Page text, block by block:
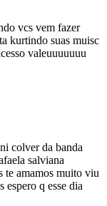
vcs vem fazer
kurtindo suas muisc
valeuuuuuuu
colver da banda
salviana
te amamos muito viu
espero q esse dia